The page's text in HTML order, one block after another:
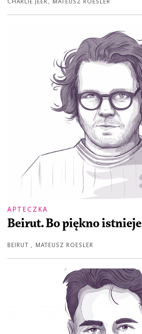
CHARLIE JEER, MATEUSZ ROESLER
APTECZKA
Beirut. Bo piękno istnieje
BEIRUT , MATEUSZ ROESLER